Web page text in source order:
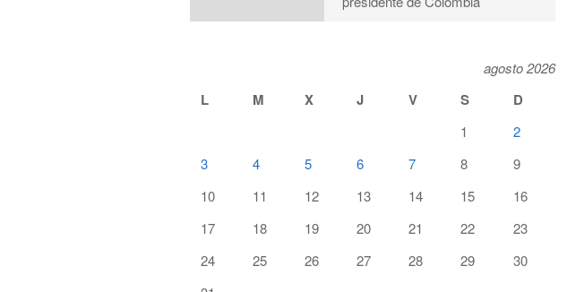
agosto 2026
L M X J V S D
1
2
3
4 5 6 7 8
9
10
11 12 13 14 15
16
17
18 19 20 21 22
23
24
25 26 27 28 29
30